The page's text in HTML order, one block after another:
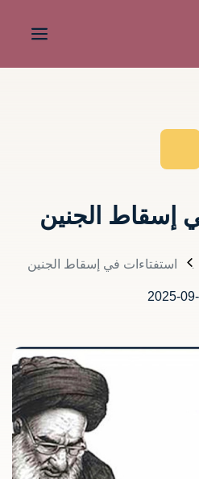
إسقاط الجنين
استفتاءات في إسقاط الجنين
2025-